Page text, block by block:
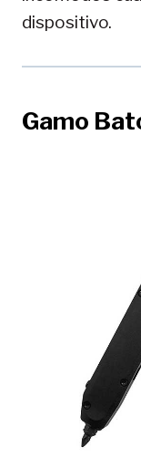
dispositivo.
Gamo